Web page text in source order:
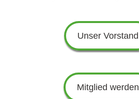
Unser Vorstand
Mitglied werden